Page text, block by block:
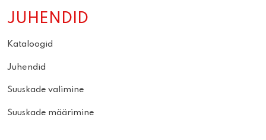
JUHENDID
Kataloogid
Juhendid
Suuskade valimine
Suuskade määrimine